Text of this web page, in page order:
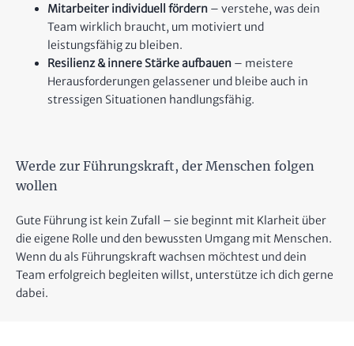
Mitarbeiter individuell fördern – verstehe, was dein
Team wirklich braucht, um motiviert und
leistungsfähig zu bleiben.
Resilienz & innere Stärke aufbauen – meistere
Herausforderungen gelassener und bleibe auch in
stressigen Situationen handlungsfähig.
Werde zur Führungskraft, der Menschen folgen
wollen
Gute Führung ist kein Zufall – sie beginnt mit Klarheit über
die eigene Rolle und den bewussten Umgang mit Menschen.
Wenn du als Führungskraft wachsen möchtest und dein
Team erfolgreich begleiten willst, unterstütze ich dich gerne
dabei.